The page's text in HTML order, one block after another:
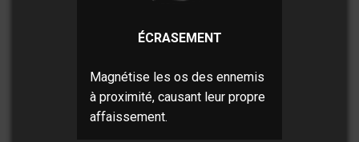
ÉCRASEMENT
Magnétise les os des ennemis
à proximité, causant leur propre
affaissement.